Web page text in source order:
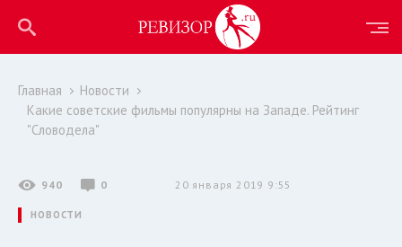
Главная
Новости
Какие советские фильмы популярны на Западе. Рейтинг
"Словодела"
940 0 20 января 2019 9:55
НОВОСТИ